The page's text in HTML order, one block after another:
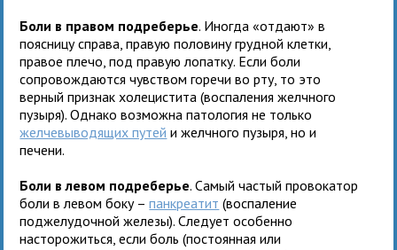
Боли в правом подреберье. Иногда «отдают» в
поясницу справа, правую половину грудной клетки,
правое плечо, под правую лопатку. Если боли
сопровождаются чувством горечи во рту, то это
верный признак холецистита (воспаления желчного
пузыря). Однако возможна патология не только
желчевыводящих путей и желчного пузыря, но и
печени.
Боли в левом подреберье. Самый частый провокатор
боли в левом боку –панкреатит (воспаление
поджелудочной железы). Следует особенно
насторожиться, если боль (постоянная или